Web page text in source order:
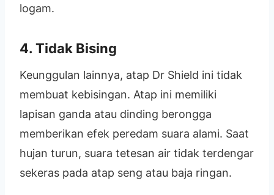
logam.
4. Tidak Bising
Keunggulan lainnya, atap Dr Shield ini tidak
membuat kebisingan. Atap ini memiliki
lapisan ganda atau dinding berongga
memberikan efek peredam suara alami. Saat
hujan turun, suara tetesan air tidak terdengar
sekeras pada atap seng atau baja ringan.